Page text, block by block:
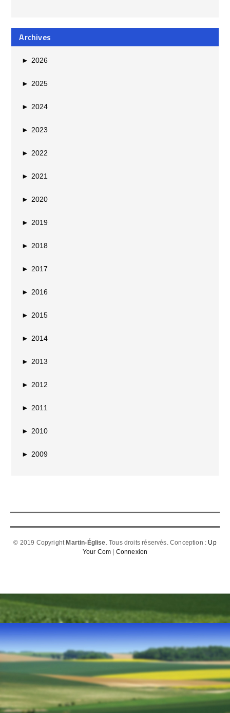
Archives
► 2026
► 2025
► 2024
► 2023
► 2022
► 2021
► 2020
► 2019
► 2018
► 2017
► 2016
► 2015
► 2014
► 2013
► 2012
► 2011
► 2010
► 2009
© 2019 Copyright Martin-Église. Tous droits réservés. Conception : Up
Your Com
Connexion